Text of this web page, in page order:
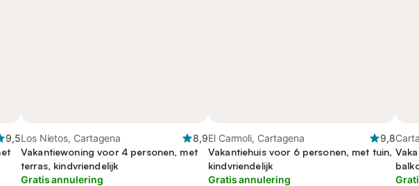
9,5Los Nietos, Cartagena
8,9
Vakantiewoning voor 4 personen, met
terras, kindvriendelijk
Gratis annulering
El Carmoli, Cartagena
9,8
Vakantiehuis voor 6 personen, met tuin,
kindvriendelijk
Gratis annulering